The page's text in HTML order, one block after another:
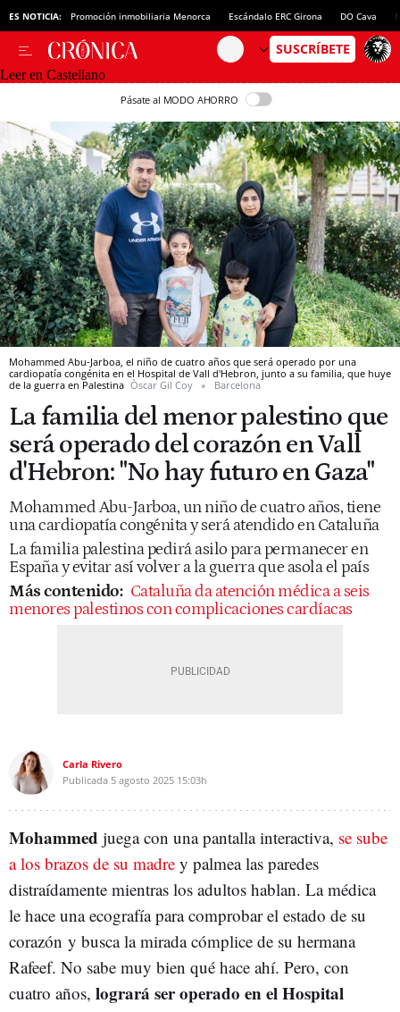
ES NOTICIA: Promoción inmobiliaria Menorca Escándalo ERC Girona DO Cava
Leer en Castellano
Pásate al MODO AHORRO
Mohammed Abu-Jarboa, el niño de cuatro años que será operado por una
cardiopatía congénita en el Hospital de Vall d'Hebron, junto a su familia, que huye
de la guerra en Palestina Òscar Gil Coy Barcelona
La familia del menor palestino que
será operado del corazón en Vall
d'Hebron: "No hay futuro en Gaza"
Mohammed Abu-Jarboa, un niño de cuatro años, tiene
una cardiopatía congénita y será atendido en Cataluña
La familia palestina pedirá asilo para permanecer en
España y evitar así volver a la guerra que asola el país
Más contenido: Cataluña da atención médica a seis
menores palestinos con complicaciones cardíacas
Carla Rivero
Publicada 5 agosto 2025 15:03h
Mohammed juega con una pantalla interactiva, se sube
a los brazos de su madre y palmea las paredes
distraídamente mientras los adultos hablan. La médica
le hace una ecografía para comprobar el estado de su
corazón y busca la mirada cómplice de su hermana
Rafeef. No sabe muy bien qué hace ahí. Pero, con
cuatro años, logrará ser operado en el Hospital